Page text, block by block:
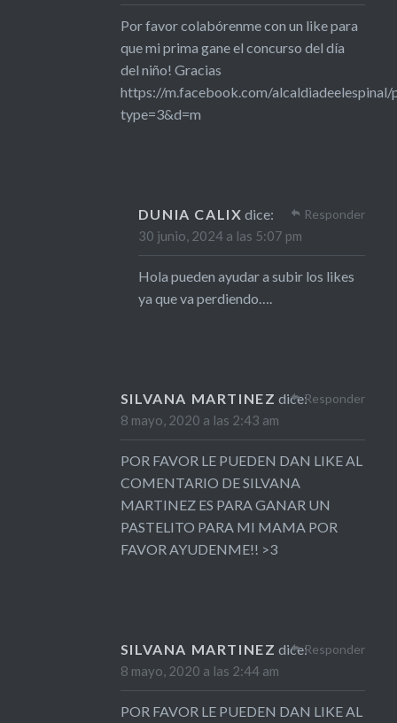
Por favor colabórenme con un like para
que mi prima gane el concurso del día
del niño! Gracias
https://m.facebook.com/
type=3&d=m
DUNIA CALIX dice:
30 junio, 2024 a las 5:07 pm
Hola pueden ayudar a subir los likes
ya que va perdiendo….
Responder
SILVANA MARTINEZ dice:
8 mayo, 2020 a las 2:43 am
POR FAVOR LE PUEDEN DAN LIKE AL
COMENTARIO DE SILVANA
MARTINEZ ES PARA GANAR UN
PASTELITO PARA MI MAMA POR
FAVOR AYUDENME!! >3
Responder
SILVANA MARTINEZ dice:
8 mayo, 2020 a las 2:44 am
POR FAVOR LE PUEDEN DAN LIKE AL
Responder